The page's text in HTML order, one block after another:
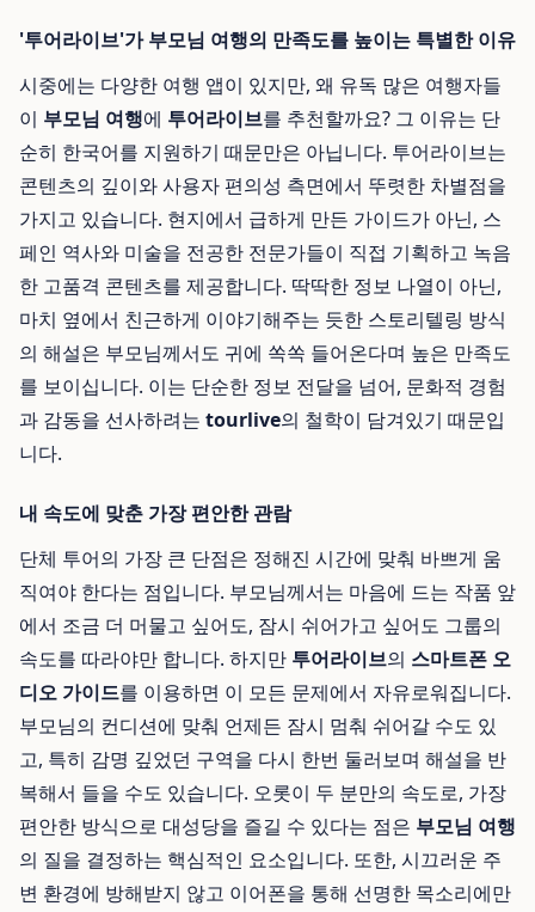
'투어라이브'가 부모님 여행의 만족도를 높이는 특별한 이유
시중에는 다양한 여행 앱이 있지만, 왜 유독 많은 여행자들
이 부모님 여행에 투어라이브를 추천할까요? 그 이유는 단
순히 한국어를 지원하기 때문만은 아닙니다. 투어라이브는
콘텐츠의 깊이와 사용자 편의성 측면에서 뚜렷한 차별점을
가지고 있습니다. 현지에서 급하게 만든 가이드가 아닌, 스
페인 역사와 미술을 전공한 전문가들이 직접 기획하고 녹음
한 고품격 콘텐츠를 제공합니다. 딱딱한 정보 나열이 아닌,
마치 옆에서 친근하게 이야기해주는 듯한 스토리텔링 방식
의 해설은 부모님께서도 귀에 쏙쏙 들어온다며 높은 만족도
를 보이십니다. 이는 단순한 정보 전달을 넘어, 문화적 경험
과 감동을 선사하려는 tourlive의 철학이 담겨있기 때문입
니다.
내 속도에 맞춘 가장 편안한 관람
단체 투어의 가장 큰 단점은 정해진 시간에 맞춰 바쁘게 움
직여야 한다는 점입니다. 부모님께서는 마음에 드는 작품 앞
에서 조금 더 머물고 싶어도, 잠시 쉬어가고 싶어도 그룹의
속도를 따라야만 합니다. 하지만 투어라이브의 스마트폰 오
디오 가이드를 이용하면 이 모든 문제에서 자유로워집니다.
부모님의 컨디션에 맞춰 언제든 잠시 멈춰 쉬어갈 수도 있
고, 특히 감명 깊었던 구역을 다시 한번 둘러보며 해설을 반
복해서 들을 수도 있습니다. 오롯이 두 분만의 속도로, 가장
편안한 방식으로 대성당을 즐길 수 있다는 점은 부모님 여행
의 질을 결정하는 핵심적인 요소입니다. 또한, 시끄러운 주
변 환경에 방해받지 않고 이어폰을 통해 선명한 목소리에만